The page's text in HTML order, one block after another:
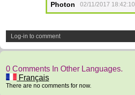
Photon 02/11/2017 18:42:10
Log-in to comment
0 Comments In Other Languages.
Français
There are no comments for now.